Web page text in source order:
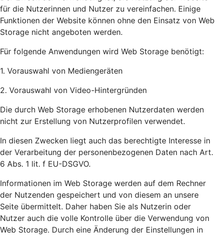
für die Nutzerinnen und Nutzer zu vereinfachen. Einige
Funktionen der Website können ohne den Einsatz von Web
Storage nicht angeboten werden.
Für folgende Anwendungen wird Web Storage benötigt:
1. Vorauswahl von Mediengeräten
2. Vorauswahl von Video-Hintergründen
Die durch Web Storage erhobenen Nutzerdaten werden
nicht zur Erstellung von Nutzerprofilen verwendet.
In diesen Zwecken liegt auch das berechtigte Interesse in
der Verarbeitung der personenbezogenen Daten nach Art.
6 Abs. 1 lit. f EU-DSGVO.
Informationen im Web Storage werden auf dem Rechner
der Nutzenden gespeichert und von diesem an unsere
Seite übermittelt. Daher haben Sie als Nutzerin oder
Nutzer auch die volle Kontrolle über die Verwendung von
Web Storage. Durch eine Änderung der Einstellungen in